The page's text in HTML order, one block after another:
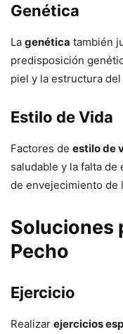
Genética
La genética también
predisposición
piel y la estructura
Estilo de Vida
Factores de estilo de
saludable y la falta
de envejecimiento de
Soluciones
Pecho
Ejercicio
Realizar ejercicios